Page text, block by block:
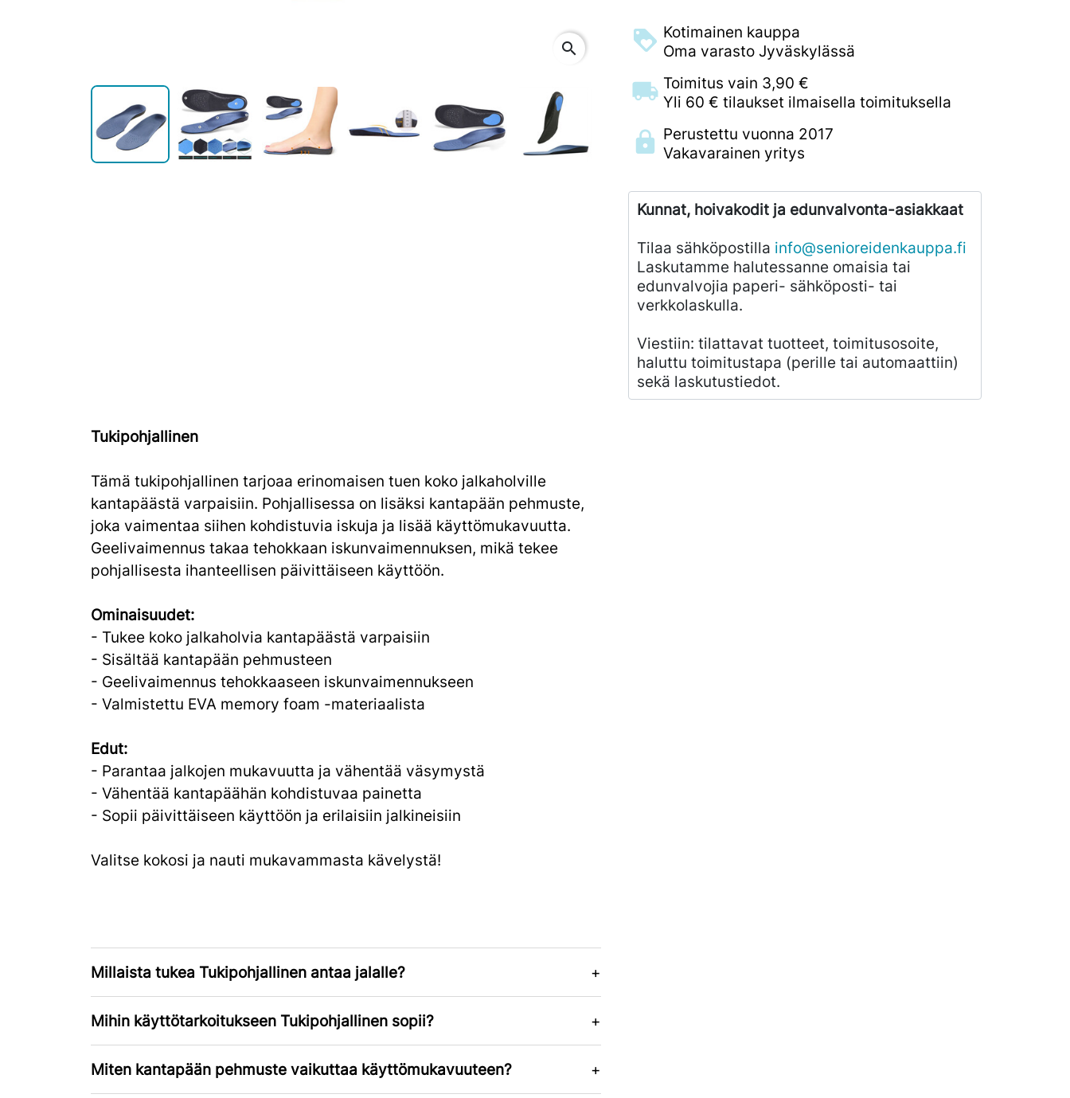
search
Kotimainen kauppa
Oma varasto Jyväskylässä
Toimitus vain 3,90 €
Yli 60 € tilaukset ilmaisella toimituksella
Perustettu vuonna 2017
Vakavarainen yritys
Kunnat, hoivakodit ja edunvalvonta-asiakkaat
Tilaa sähköpostilla info@senioreidenkauppa.fi
Laskutamme halutessanne omaisia tai
edunvalvojia paperi- sähköposti- tai
verkkolaskulla.
Viestiin: tilattavat tuotteet, toimitusosoite,
haluttu toimitustapa (perille tai automaattiin)
sekä laskutustiedot.
Tukipohjallinen
Tämä tukipohjallinen tarjoaa erinomaisen tuen koko jalkaholville
kantapäästä varpaisiin. Pohjallisessa on lisäksi kantapään pehmuste,
joka vaimentaa siihen kohdistuvia iskuja ja lisää käyttömukavuutta.
Geelivaimennus takaa tehokkaan iskunvaimennuksen, mikä tekee
pohjallisesta ihanteellisen päivittäiseen käyttöön.
Ominaisuudet:
- Tukee koko jalkaholvia kantapäästä varpaisiin
- Sisältää kantapään pehmusteen
- Geelivaimennus tehokkaaseen iskunvaimennukseen
- Valmistettu EVA memory foam -materiaalista
Edut:
- Parantaa jalkojen mukavuutta ja vähentää väsymystä
- Vähentää kantapäähän kohdistuvaa painetta
- Sopii päivittäiseen käyttöön ja erilaisiin jalkineisiin
Valitse kokosi ja nauti mukavammasta kävelystä!
Millaista tukea Tukipohjallinen antaa jalalle?
Mihin käyttötarkoitukseen Tukipohjallinen sopii?
Miten kantapään pehmuste vaikuttaa käyttömukavuuteen?